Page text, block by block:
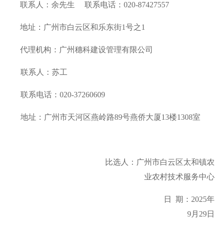
联系人：余先生 联系电话：020-87427557
地址： 广州市白云区和乐东街1号之1
代理机构：广州穗科建设管理有限公司
联系人：苏工
联系电话：020-37260609
地址： 广州市天河区燕岭路89号燕侨大厦13楼1308室
比选人： 广州市白云区太和镇农
业农村技术服务中心
日 期：2025年
9月29日